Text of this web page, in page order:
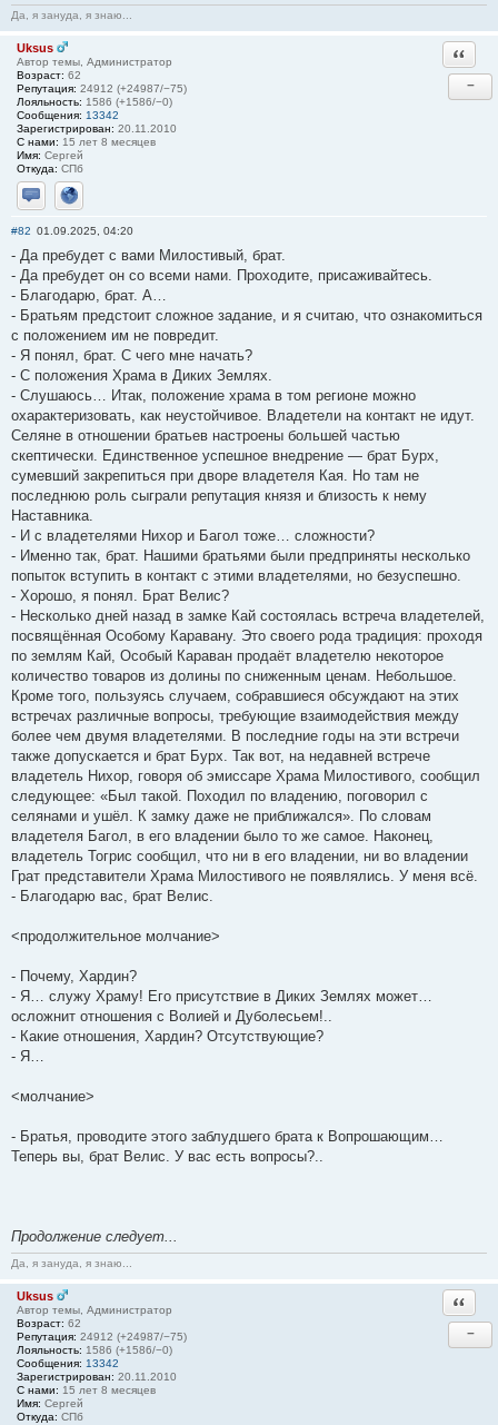
Да, я зануда, я знаю...
Uksus
Автор темы, Администратор
Возраст: 62
Репутация: 24912 (+24987/−75)
Лояльность: 1586 (+1586/−0)
Сообщения: 13342
Зарегистрирован: 20.11.2010
С нами: 15 лет 8 месяцев
Имя: Сергей
Откуда: СПб
Отправить личное сообщение
Сайт
−
#82 01.09.2025, 04:20
- Да пребудет с вами Милостивый, брат.
- Да пребудет он со всеми нами. Проходите, присаживайтесь.
- Благодарю, брат. А…
- Братьям предстоит сложное задание, и я считаю, что ознакомиться
с положением им не повредит.
- Я понял, брат. С чего мне начать?
- С положения Храма в Диких Землях.
- Слушаюсь… Итак, положение храма в том регионе можно
охарактеризовать, как неустойчивое. Владетели на контакт не идут.
Селяне в отношении братьев настроены большей частью
скептически. Единственное успешное внедрение — брат Бурх,
сумевший закрепиться при дворе владетеля Кая. Но там не
последнюю роль сыграли репутация князя и близость к нему
Наставника.
- И с владетелями Нихор и Багол тоже… сложности?
- Именно так, брат. Нашими братьями были предприняты несколько
попыток вступить в контакт с этими владетелями, но безуспешно.
- Хорошо, я понял. Брат Велис?
- Несколько дней назад в замке Кай состоялась встреча владетелей,
посвящённая Особому Каравану. Это своего рода традиция: проходя
по землям Кай, Особый Караван продаёт владетелю некоторое
количество товаров из долины по сниженным ценам. Небольшое.
Кроме того, пользуясь случаем, собравшиеся обсуждают на этих
встречах различные вопросы, требующие взаимодействия между
более чем двумя владетелями. В последние годы на эти встречи
также допускается и брат Бурх. Так вот, на недавней встрече
владетель Нихор, говоря об эмиссаре Храма Милостивого, сообщил
следующее: «Был такой. Походил по владению, поговорил с
селянами и ушёл. К замку даже не приближался». По словам
владетеля Багол, в его владении было то же самое. Наконец,
владетель Тогрис сообщил, что ни в его владении, ни во владении
Грат представители Храма Милостивого не появлялись. У меня всё.
- Благодарю вас, брат Велис.
<продолжительное молчание>
- Почему, Хардин?
- Я… служу Храму! Его присутствие в Диких Землях может…
осложнит отношения с Волией и Дуболесьем!..
- Какие отношения, Хардин? Отсутствующие?
- Я…
<молчание>
- Братья, проводите этого заблудшего брата к Вопрошающим…
Теперь вы, брат Велис. У вас есть вопросы?..
Продолжение следует...
Да, я зануда, я знаю...
Uksus
Автор темы, Администратор
Возраст: 62
Репутация: 24912 (+24987/−75)
Лояльность: 1586 (+1586/−0)
Сообщения: 13342
Зарегистрирован: 20.11.2010
С нами: 15 лет 8 месяцев
Имя: Сергей
Откуда: СПб
−